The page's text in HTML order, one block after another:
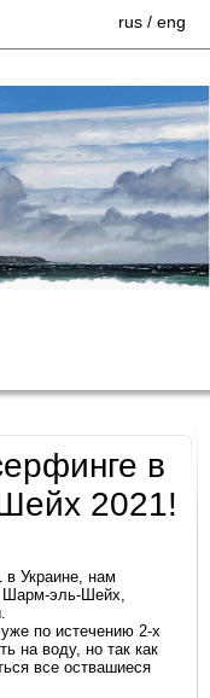
rus / eng
в
2021!
в Украине, нам
Шарм-эль-Шейх,
по истечению 2-х
на воду, но так как
все оствашиеся
- жидкость для
кайта